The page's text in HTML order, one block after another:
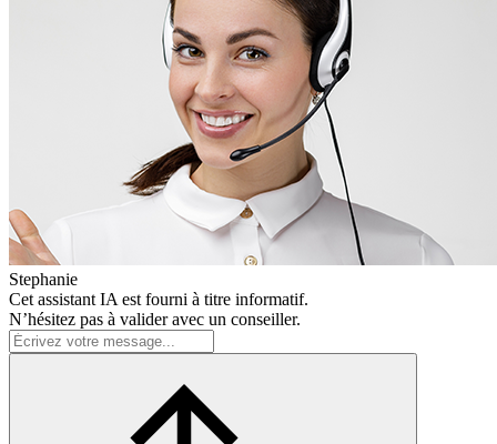
Stephanie
Cet assistant IA est fourni à titre informatif.
N’hésitez pas à valider avec un conseiller.